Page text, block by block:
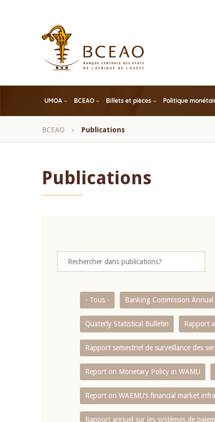
UMOA BCEAO Billets et pièces Politique
Fil
BCEAO Publications
Publications
- Tous - Banking Commission
Quaterly Statistical Bulletin Rapport
Rapport semestriel de surveillance des
Report on Monetary Policy in WAMU
Report on WAEMU’s financial market
Rapport annuel sur les systèmes de